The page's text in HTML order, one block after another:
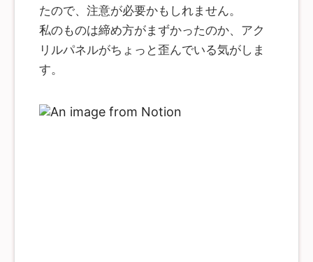
たので、注意が必要かもしれません。
私のものは締め方がまずかったのか、アク
リルパネルがちょっと歪んでいる気がしま
す。